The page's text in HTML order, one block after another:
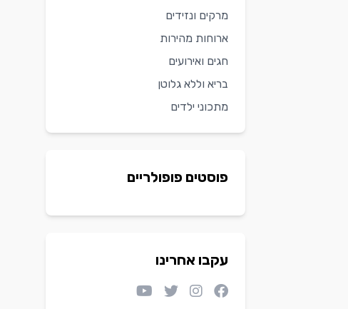
מרקים ונזידים
ארוחות מהירות
חגים ואירועים
בריא וללא גלוטן
מתכוני ילדים
פוסטים פופולריים
עקבו אחרינו